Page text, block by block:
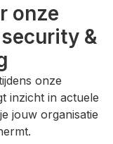
onze
&
onze
inzicht in actuele
jouw organisatie